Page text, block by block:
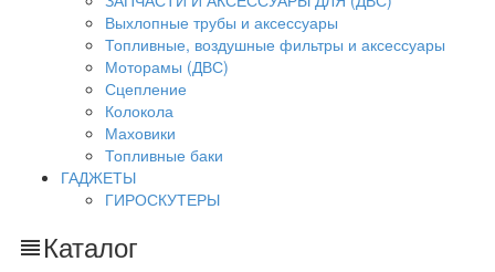
Выхлопные трубы и аксессуары
Топливные, воздушные фильтры и аксессуары
Моторамы (ДВС)
Сцепление
Колокола
Маховики
Топливные баки
ГАДЖЕТЫ
ГИРОСКУТЕРЫ
Каталог